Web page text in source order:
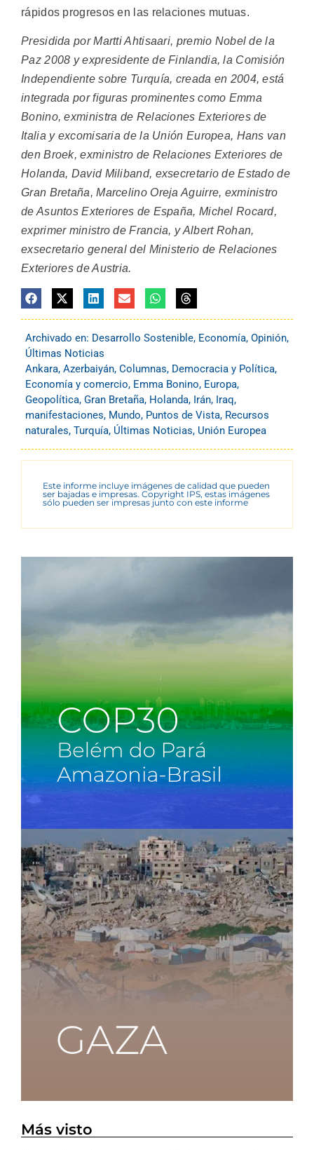
rápidos progresos en las relaciones mutuas.
Presidida por Martti Ahtisaari, premio Nobel de la
Paz 2008 y expresidente de Finlandia, la Comisión
Independiente sobre Turquía, creada en 2004, está
integrada por figuras prominentes como Emma
Bonino, exministra de Relaciones Exteriores de
Italia y excomisaria de la Unión Europea, Hans van
den Broek, exministro de Relaciones Exteriores de
Holanda, David Miliband, exsecretario de Estado de
Gran Bretaña, Marcelino Oreja Aguirre, exministro
de Asuntos Exteriores de España, Michel Rocard,
exprimer ministro de Francia, y Albert Rohan,
exsecretario general del Ministerio de Relaciones
Exteriores de Austria.
Archivado en: Desarrollo Sostenible, Economía, Opinión,
Últimas Noticias
Ankara, Azerbaiyán, Columnas, Democracia y Política,
Economía y comercio, Emma Bonino, Europa,
Geopolítica, Gran Bretaña, Holanda, Irán, Iraq,
manifestaciones, Mundo, Puntos de Vista, Recursos
naturales, Turquía, Últimas Noticias, Unión Europea
Este informe incluye imágenes de calidad que pueden
ser bajadas e impresas. Copyright IPS, estas imágenes
sólo pueden ser impresas junto con este informe
Más visto